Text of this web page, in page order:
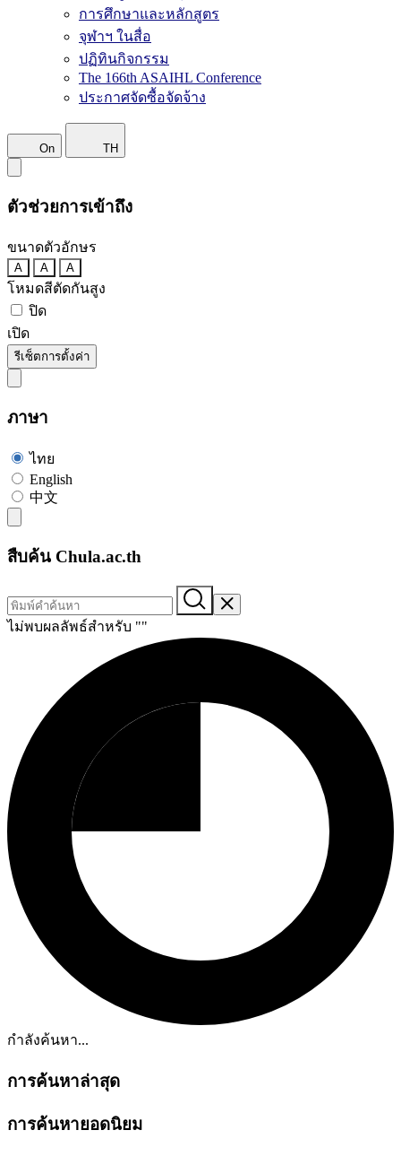
การศึกษาและหลักสูตร
จุฬาฯ ในสื่อ
ปฏิทินกิจกรรม
The 166th ASAIHL Conference
ประกาศจัดซื้อจัดจ้าง
On TH
ตัวช่วยการเข้าถึง
ขนาดตัวอักษร
A A A
โหมดสีตัดกันสูง
ปิด
เปิด
รีเซ็ตการตั้งค่า
ภาษา
ไทย
English
中文
สืบค้น Chula.ac.th
ไม่พบผลลัพธ์สำหรับ ""
กำลังค้นหา...
การค้นหาล่าสุด
การค้นหายอดนิยม